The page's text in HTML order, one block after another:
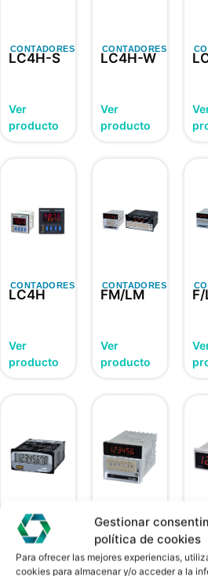
Gestionar
política de cookies
Para ofrecer las mejores experiencias,
cookies para almacenar y/o acceder a la
CONTADORES
LC4H-S
Ver
producto
CONTADORES
LC4H-W
Ver
producto
CONTADORES
LC4H
Ver
producto
CONTADORES
FM/LM
Ver
producto
F/
CONTADORES
LA8N
CONTADORES
FX/FXH/FXL